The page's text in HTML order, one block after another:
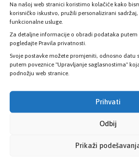
Na našoj web stranici koristimo kolačiće kako
korisničko iskustvo, pružili personalizirani
funkcionalne usluge.
Za detaljne informacije o obradi podataka
pogledajte Pravila privatnosti.
Svoje postavke možete promjeniti, odnosno datu
putem poveznice "Upravljanje saglasnostima"
podnožju web stranice.
Prihvati
Odbij
Prikaži
Provjerite status vaše
zdravstvene
PROVJERITE